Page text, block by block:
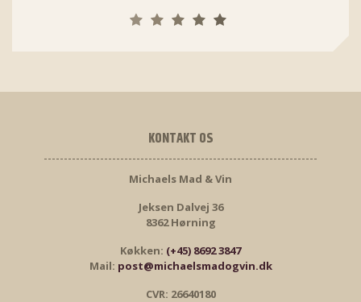
KONTAKT OS
Michaels Mad & Vin
Jeksen Dalvej 36
8362 Hørning
Køkken: (+45) 8692 3847
Mail: post@michaelsmadogvin.dk
CVR: 26640180